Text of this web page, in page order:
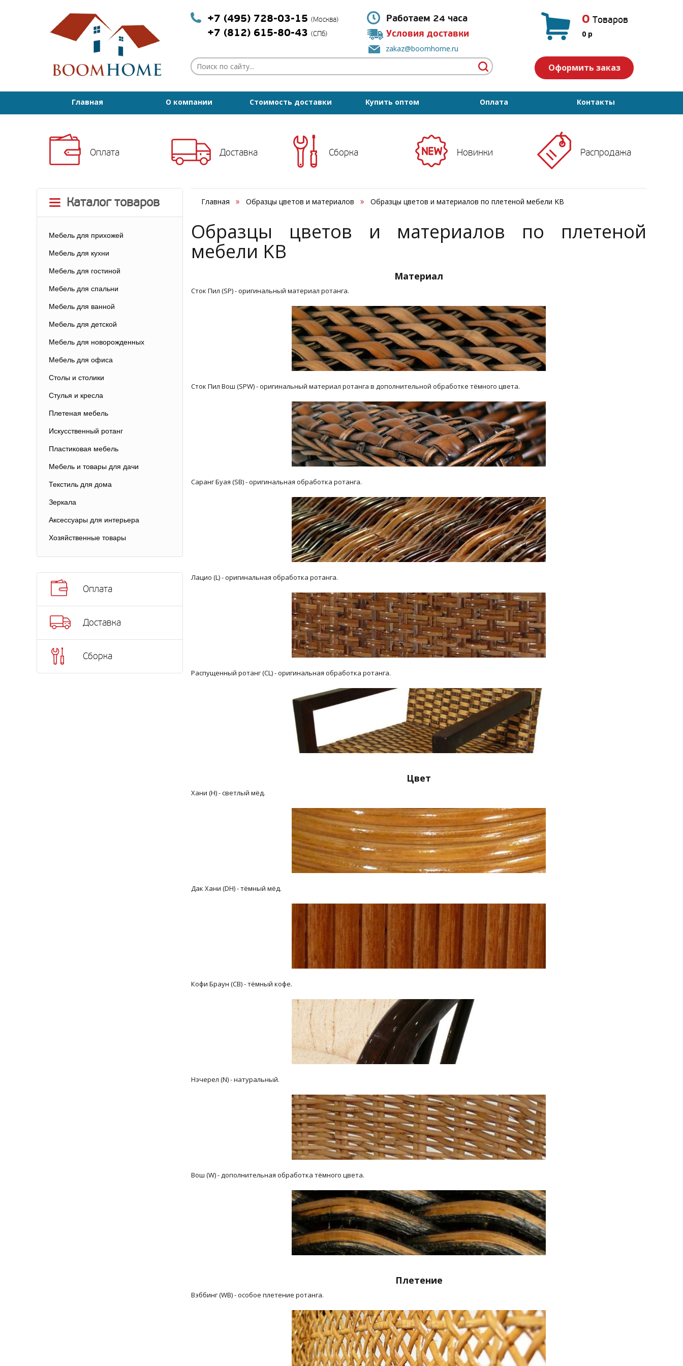
+7 (495) 728-03-15 (Москва)
+7 (812) 615-80-43 (СПб)
Работаем 24 часа
Условия доставки
zakaz@boomhome.ru
0 Товаров
0 p
Оформить заказ
Главная О компании Стоимость доставки Купить оптом Оплата Контакты
Оплата Доставка Сборка Новинки Распродажа
Каталог товаров
Мебель для прихожей
Мебель для кухни
Мебель для гостиной
Мебель для спальни
Мебель для ванной
Мебель для детской
Мебель для новорожденных
Мебель для офиса
Столы и столики
Стулья и кресла
Плетеная мебель
Искусственный ротанг
Пластиковая мебель
Мебель и товары для дачи
Текстиль для дома
Зеркала
Аксессуары для интерьера
Хозяйственные товары
Оплата
Доставка
Сборка
Главная Образцы цветов и материалов Образцы цветов и материалов по плетеной мебели KB
Образцы цветов и материалов по плетеной
мебели KB
Материал
Сток Пил (SP) - оригинальный материал ротанга.
Сток Пил Вош (SPW) - оригинальный материал ротанга в дополнительной обработке тёмного цвета.
Саранг Буая (SB) - оригинальная обработка ротанга.
Лацио (L) - оригинальная обработка ротанга.
Распущенный ротанг (CL) - оригинальная обработка ротанга.
Цвет
Хани (H) - светлый мёд.
Дак Хани (DH) - тёмный мёд.
Кофи Браун (CB) - тёмный кофе.
Нэчерел (N) - натуральный.
Вош (W) - дополнительная обработка тёмного цвета.
Плетение
Вэббинг (WB) - особое плетение ротанга.